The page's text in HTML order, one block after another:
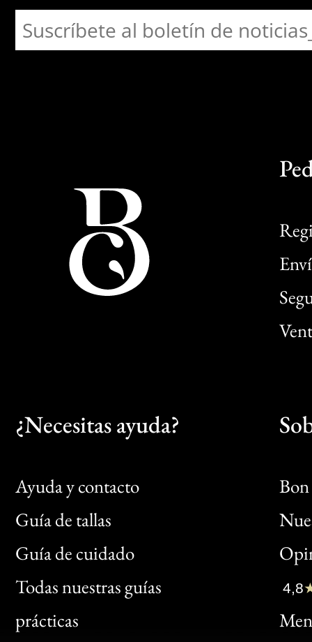
¿Necesitas ayuda?
Ayuda y contacto
Guía de tallas
Guía de cuidado
Todas nuestras guías
prácticas
Bon
Clic
Bon
4,8